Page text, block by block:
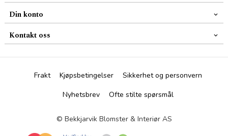
Din konto
Kontakt oss
Frakt Kjøpsbetingelser
Sikkerhet og personvern
Nyhetsbrev
Ofte stilte spørsmål
© Bekkjarvik Blomster & Interiør AS